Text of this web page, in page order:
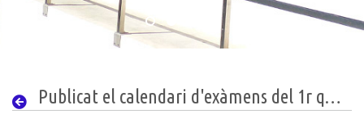
Publicat el calendari d'exàmens del 1r quadrimestre curs 2019-2020